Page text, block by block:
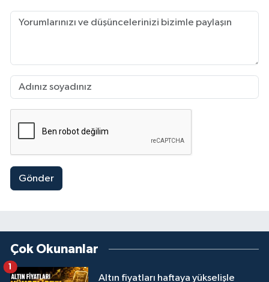
Gönder
Çok Okunanlar
Altın fiyatları haftaya yükselişle
1